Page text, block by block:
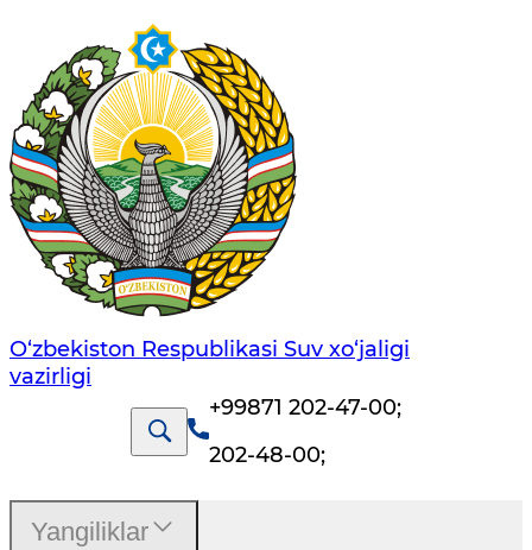
O‘zbekiston Respublikasi Suv хo‘jaligi
vazirligi
+99871 202-47-00;
202-48-00;
Yangiliklar